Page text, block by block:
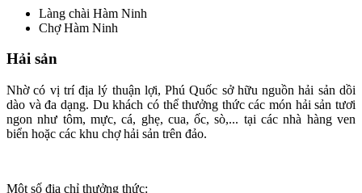
Làng chài Hàm Ninh
Chợ Hàm Ninh
Hải sản
Nhờ có vị trí địa lý thuận lợi, Phú Quốc sở hữu nguồn hải sản dồi
dào và đa dạng. Du khách có thể thưởng thức các món hải sản tươi
ngon như tôm, mực, cá, ghẹ, cua, ốc, sò,... tại các nhà hàng ven
biển hoặc các khu chợ hải sản trên đảo.
Một số địa chỉ thưởng thức: